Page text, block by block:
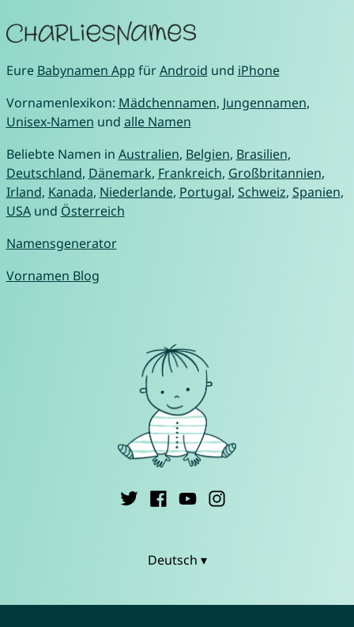
Eure Babynamen App fürAndroid und iPhone
Vornamenlexikon: Mädchennamen, Jungennamen,
Unisex-Namen und alle Namen
Beliebte Namen in Australien, Belgien, Brasilien,
Deutschland, Dänemark, Frankreich, Großbritannien,
Irland, Kanada, Niederlande, Portugal, Schweiz, Spanien,
USAund Österreich
Namensgenerator
Vornamen Blog
Deutsch ▾